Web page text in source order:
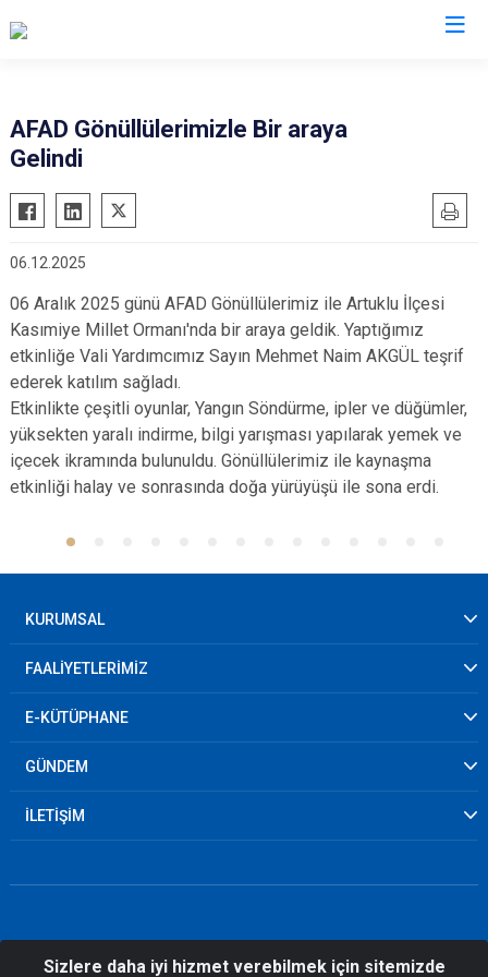
AFAD Gönüllülerimizle Bir araya
Gelindi
06.12.2025
06 Aralık 2025 günü AFAD Gönüllülerimiz ile Artuklu İlçesi
Kasımiye Millet Ormanı'nda bir araya geldik. Yaptığımız
etkinliğe Vali Yardımcımız Sayın Mehmet Naim AKGÜL teşrif
ederek katılım sağladı.
Etkinlikte çeşitli oyunlar, Yangın Söndürme, ipler ve düğümler,
yüksekten yaralı indirme, bilgi yarışması yapılarak yemek ve
içecek ikramında bulunuldu. Gönüllülerimiz ile kaynaşma
etkinliği halay ve sonrasında doğa yürüyüşü ile sona erdi.
KURUMSAL
FAALİYETLERİMİZ
E-KÜTÜPHANE
GÜNDEM
İLETİŞİM
© 2026 Mardin İl Afet ve Acil Durum
Sizlere daha iyi hizmet verebilmek için sitemizde